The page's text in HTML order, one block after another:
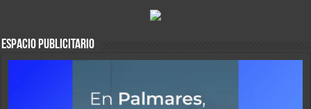
ESPACIO PUBLICITARIO